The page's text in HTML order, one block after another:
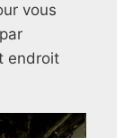
vous
endroit